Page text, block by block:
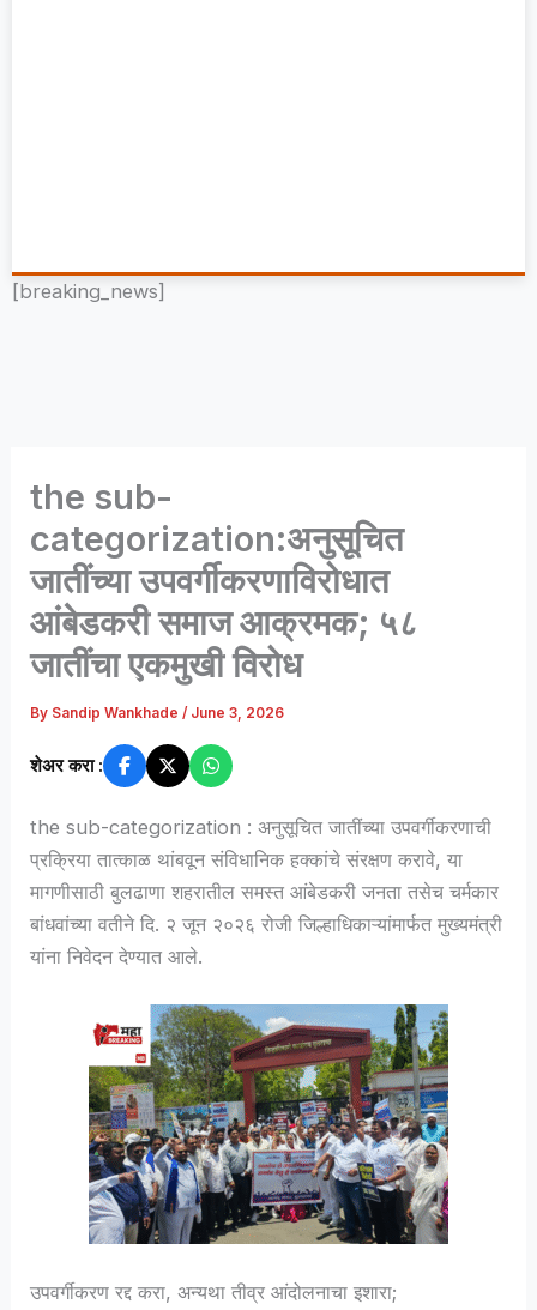
[breaking_news]
the sub-
categorization:अनुसूचित
जातींच्या उपवर्गीकरणाविरोधात
आंबेडकरी समाज आक्रमक; ५८
जातींचा एकमुखी विरोध
By Sandip Wankhade/ June 3, 2026
शेअर करा :
the sub-categorization : अनुसूचित जातींच्या उपवर्गीकरणाची
प्रक्रिया तात्काळ थांबवून संविधानिक हक्कांचे संरक्षण करावे, या
मागणीसाठी बुलढाणा शहरातील समस्त आंबेडकरी जनता तसेच चर्मकार
बांधवांच्या वतीने दि. २ जून २०२६ रोजी जिल्हाधिकाऱ्यांमार्फत मुख्यमंत्री
यांना निवेदन देण्यात आले.
उपवर्गीकरण रद्द करा, अन्यथा तीव्र आंदोलनाचा इशारा;